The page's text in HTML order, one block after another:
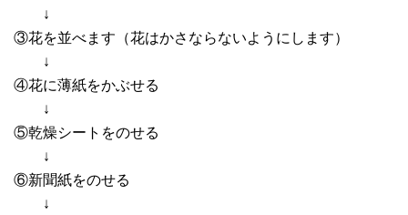
↓
③花を並べます（花はかさならないようにします）
↓
④花に薄紙をかぶせる
↓
⑤乾燥シートをのせる
↓
⑥新聞紙をのせる
↓